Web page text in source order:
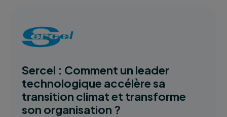
Sercel : Comment un leader
technologique accélère sa
transition climat et transforme
son organisation ?